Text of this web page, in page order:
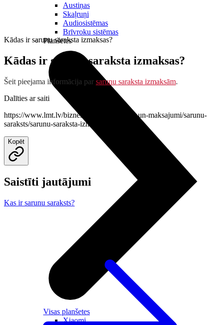
Austiņas
Skaļruņi
Audiosistēmas
Brīvroku sistēmas
Planšetes
Visas planšetes
Xiaomi
Kādas ir sarunu saraksta izmaksas?
Kādas ir sarunu saraksta izmaksas?
Šeit pieejama informācija par sarunu saraksta izmaksām.
Dalīties ar saiti
https://www.lmt.lv/bizness/palidziba/rekini-un-maksajumi/sarunu-
saraksts/sarunu-saraksta-izmaksas
Kopēt
Saistīti jautājumi
Kas ir sarunu saraksts?